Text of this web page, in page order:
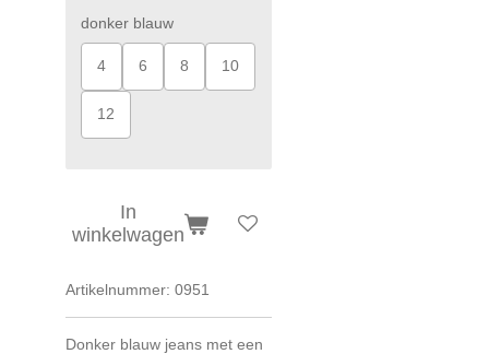
donker blauw
4 6 8 10
12
In
winkelwagen
Artikelnummer: 0951
Donker blauw jeans met een